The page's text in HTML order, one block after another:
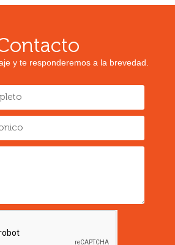
y te responderemos a la brevedad.